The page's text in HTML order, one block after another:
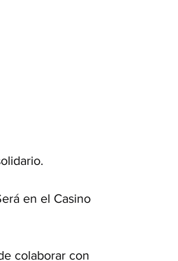
en el Casino
colaborar con